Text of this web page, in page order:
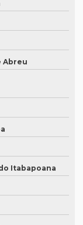
Abreu
Itabapoana